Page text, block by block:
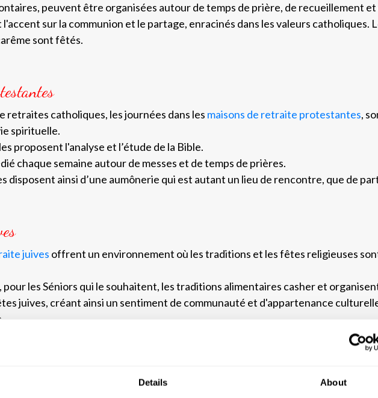
Details About
peuvent être organisées autour de temps de prière, de recueillement
sur la communion et le partage, enracinés dans les valeurs catholiques.
sont fêtés.
retraites catholiques, les journées dans les maisons de retraite protestantes,
spirituelle.
proposent l'analyse et l’étude de la Bible.
chaque semaine autour de messes et de temps de prières.
disposent ainsi d’une aumônerie qui est autant un lieu de rencontre, que de
juives offrent un environnement où les traditions et les fêtes religieuses
les Séniors qui le souhaitent, les traditions alimentaires casher et
juives, créant ainsi un sentiment de communauté et d'appartenance
sont laïques, elles peuvent offrir un lieu de culte, désacralisé, pour que chaque